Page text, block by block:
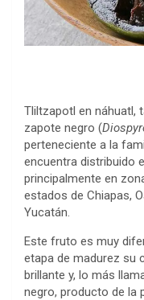
Tliltzapotl en náhuatl,
zapote negro (
perteneciente a la
encuentra distribuido
principalmente en
estados de Chiapas,
Yucatán.
Este fruto es muy
etapa de madurez su
brillante y, lo más
negro, producto de la